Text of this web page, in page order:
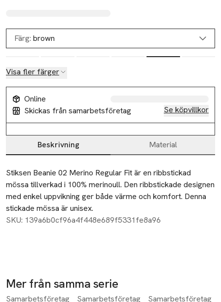
Färg: brown
Visa fler färger
Online
Skickas från samarbetsföretag
Se köpvillkor
Beskrivning Material
Beskrivning
Stiksen Beanie 02 Merino Regular Fit är en ribbstickad
mössa tillverkad i 100% merinoull. Den ribbstickade designen
med enkel uppvikning ger både värme och komfort. Denna
stickade mössa är unisex.
SKU: 139a6b0cf96a4f448e689f5331fe8a96
Mer från samma serie
Hoppa över bildspelet
Samarbetsföretag
Samarbetsföretag
Samarbetsföretag